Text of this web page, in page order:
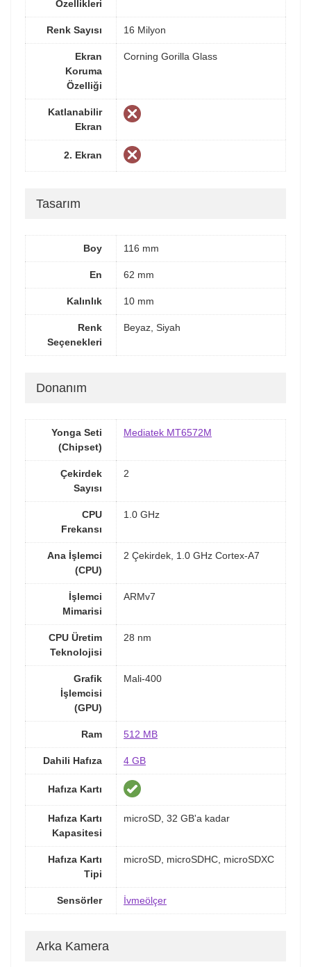
Özellikleri
Renk Sayısı 16 Milyon
Ekran
Koruma
Özelliği
Corning Gorilla Glass
Katlanabilir
Ekran
2. Ekran
Tasarım
Boy 116 mm
En 62 mm
Kalınlık 10 mm
Renk
Seçenekleri
Beyaz, Siyah
Donanım
Yonga Seti
(Chipset)
Mediatek MT6572M
Çekirdek
Sayısı
2
CPU
Frekansı
1.0 GHz
Ana İşlemci
(CPU)
2 Çekirdek, 1.0 GHz Cortex-A7
İşlemci
Mimarisi
ARMv7
CPU Üretim
Teknolojisi
28 nm
Grafik
İşlemcisi
(GPU)
Mali-400
Ram 512 MB
Dahili Hafıza 4 GB
Hafıza Kartı
Hafıza Kartı
Kapasitesi
microSD, 32 GB'a kadar
Hafıza Kartı
Tipi
microSD, microSDHC, microSDXC
Sensörler İvmeölçer
Arka Kamera